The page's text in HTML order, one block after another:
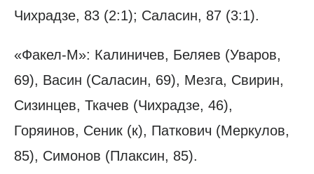
Чихрадзе, 83 (2:1); Саласин, 87 (3:1).
«Факел-М»: Калиничев, Беляев (Уваров,
69), Васин (Саласин, 69), Мезга, Свирин,
Сизинцев, Ткачев (Чихрадзе, 46),
Горяинов, Сеник (к), Паткович (Меркулов,
85), Симонов (Плаксин, 85).